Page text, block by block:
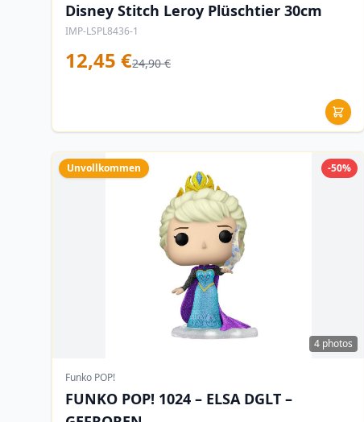
Disney Stitch Leroy Plüschtier 30cm
IMP-LSPL8436-1
12,45 €24,90 €
Unvollkommen -50%
4 photos
Funko POP!
FUNKO POP! 1024 – ELSA DGLT –